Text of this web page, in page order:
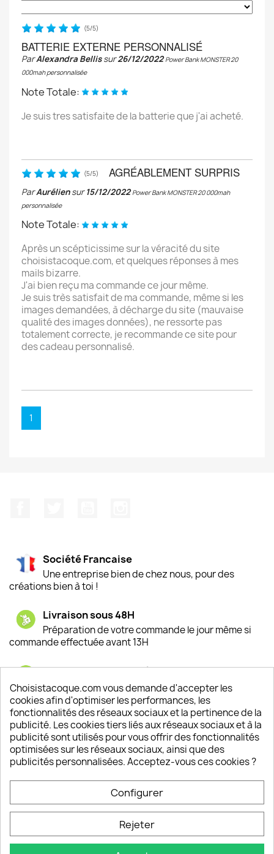
(5/5)
BATTERIE EXTERNE PERSONNALISÉ
ParAlexandra Bellissur26/12/2022 Power Bank MONSTER 20
000mah personnalisée
Note Totale:
Je suis tres satisfaite de la batterie que j'ai acheté.
(5/5) AGRÉABLEMENT SURPRIS
ParAuréliensur15/12/2022 Power Bank MONSTER 20 000mah
personnalisée
Note Totale:
Après un scépticissime sur la véracité du site
choisistacoque.com, et quelques réponses à mes
mails bizarre.
J'ai bien reçu ma commande ce jour même.
Je suis très satisfait de ma commande, même si les
images demandées, à décharge du site (mauvaise
qualité des images données), ne ressorte pas
totalement correcte, je recommande ce site pour
des cadeau personnalisé.
1
Société Francaise
Une entreprise bien de chez nous, pour des
créations bien à toi !
Livraison sous 48H
Préparation de votre commande le jour même si
commande effectuée avant 13H
Satisfaction de nos clients
Depuis 2009, entre 92% et 94% de nos clients
sont satisfaits de nos produits
Un SAV à votre écoute
Notre SAV est disponible 6/7J de 10h à 18H
Choisistacoque.com vous demande d'accepter les
cookies afin d'optimiser les performances, les
fonctionnalités des réseaux sociaux et la pertinence de la
publicité. Les cookies tiers liés aux réseaux sociaux et à la
publicité sont utilisés pour vous offrir des fonctionnalités
optimisées sur les réseaux sociaux, ainsi que des
publicités personnalisées. Acceptez-vous ces cookies ?
Configurer
Rejeter